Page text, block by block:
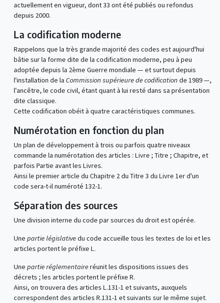
actuellement en vigueur, dont 33 ont été publiés ou refondus
depuis 2000.
La codification moderne
Rappelons que la très grande majorité des codes est aujourd'hui
bâtie sur la forme dite de la codification moderne, peu à peu
adoptée depuis la 2ème Guerre mondiale — et surtout depuis
l'installation de la Commission supérieure de codification de 1989 —,
l'ancêtre, le code civil, étant quant à lui resté dans sa présentation
dite classique.
Cette codification obéit à quatre caractéristiques communes.
Numérotation en fonction du plan
Un plan de développement à trois ou parfois quatre niveaux
commande la numérotation des articles : Livre ; Titre ; Chapitre, et
parfois Partie avant les Livres.
Ainsi le premier article du Chapitre 2 du Titre 3 du Livre 1er d'un
code sera-t-il numéroté 132-1.
Séparation des sources
Une division interne du code par sources du droit est opérée.
Une partie législativedu code accueille tous les textes de loi et les
articles portent le préfixe L.
Une partie réglementaireréunit les dispositions issues des
décrets ; les articles portent le préfixe R.
Ainsi, on trouvera des articles L.131-1 et suivants, auxquels
correspondent des articles R.131-1 et suivants sur le même sujet.